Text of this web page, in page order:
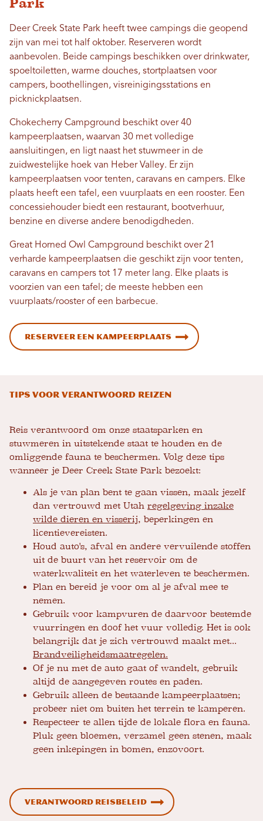
Park
Deer Creek State Park heeft twee campings die geopend
zijn van mei tot half oktober. Reserveren wordt
aanbevolen. Beide campings beschikken over drinkwater,
spoeltoiletten, warme douches, stortplaatsen voor
campers, boothellingen, visreinigingsstations en
picknickplaatsen.
Chokecherry Campground beschikt over 40
kampeerplaatsen, waarvan 30 met volledige
aansluitingen, en ligt naast het stuwmeer in de
zuidwestelijke hoek van Heber Valley. Er zijn
kampeerplaatsen voor tenten, caravans en campers. Elke
plaats heeft een tafel, een vuurplaats en een rooster. Een
concessiehouder biedt een restaurant, bootverhuur,
benzine en diverse andere benodigdheden.
Great Horned Owl Campground beschikt over 21
verharde kampeerplaatsen die geschikt zijn voor tenten,
caravans en campers tot 17 meter lang. Elke plaats is
voorzien van een tafel; de meeste hebben een
vuurplaats/rooster of een barbecue.
Reserveer een kampeerplaats
Tips voor verantwoord reizen
Reis verantwoord om onze staatsparken en
stuwmeren in uitstekende staat te houden en de
omliggende fauna te beschermen. Volg deze tips
wanneer je Deer Creek State Park bezoekt:
Als je van plan bent te gaan vissen, maak jezelf
dan vertrouwd met Utah regelgeving inzake
wilde dieren en visserij, beperkingen en
licentievereisten.
Houd auto's, afval en andere vervuilende stoffen
uit de buurt van het reservoir om de
waterkwaliteit en het waterleven te beschermen.
Plan en bereid je voor om al je afval mee te
nemen.
Gebruik voor kampvuren de daarvoor bestemde
vuurringen en doof het vuur volledig. Het is ook
belangrijk dat je zich vertrouwd maakt met...
Brandveiligheidsmaatregelen.
Of je nu met de auto gaat of wandelt, gebruik
altijd de aangegeven routes en paden.
Gebruik alleen de bestaande kampeerplaatsen;
probeer niet om buiten het terrein te kamperen.
Respecteer te allen tijde de lokale flora en fauna.
Pluk geen bloemen, verzamel geen stenen, maak
geen inkepingen in bomen, enzovoort.
Verantwoord reisbeleid